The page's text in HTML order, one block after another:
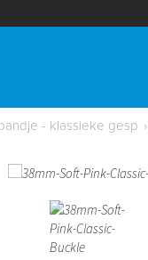
- klassieke gesp ›